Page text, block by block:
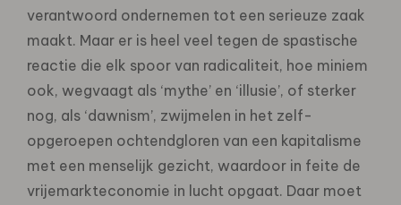
verantwoord ondernemen tot een serieuze zaak
maakt. Maar er is heel veel tegen de spastische
reactie die elk spoor van radicaliteit, hoe miniem
ook, wegvaagt als ‘mythe’ en ‘illusie’, of sterker
nog, als ‘dawnism’, zwijmelen in het zelf-
opgeroepen ochtendgloren van een kapitalisme
met een menselijk gezicht, waardoor in feite de
vrijemarkteconomie in lucht opgaat. Daar moet